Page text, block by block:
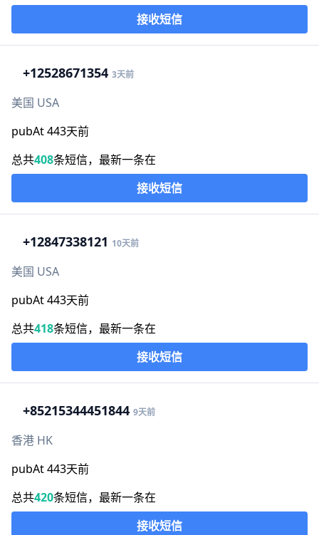
接收短信
+12528671354 3天前
美国 USA
pubAt 443天前
总共408条短信，最新一条在
接收短信
+12847338121 10天前
美国 USA
pubAt 443天前
总共418条短信，最新一条在
接收短信
+85215344451844 9天前
香港 HK
pubAt 443天前
总共420条短信，最新一条在
接收短信